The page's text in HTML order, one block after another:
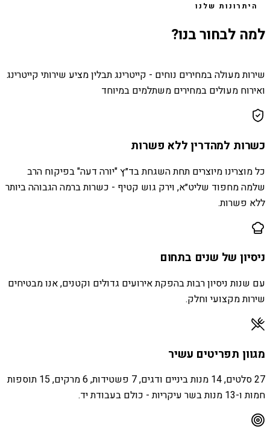
היתרונות שלנו
למה לבחור בנו?
שירות מעולה במחירים נוחים - קייטרינג תבלין מציע שירותי קייטרינג
ואירוח מעולים במחירים משתלמים במיוחד
כשרות למהדרין ללא פשרות
כל מוצרינו מיוצרים תחת השגחת בד״ץ "יורה דעה" בפיקוח הרב
שלמה מחפוד שליט״א, וירק גוש קטיף - כשרות ברמה הגבוהה ביותר
ללא פשרות.
ניסיון של שנים בתחום
עם שנות ניסיון רבות בהפקת אירועים גדולים וקטנים, אנו מבטיחים
שירות מקצועי וחלק.
מגוון תפריטים עשיר
27 סלטים, 14 מנות ביניים ודגים, 7 פשטידות, 6 מרקים, 15 תוספות
חמות ו-13 מנות בשר עיקריות - כולם בעבודת יד.